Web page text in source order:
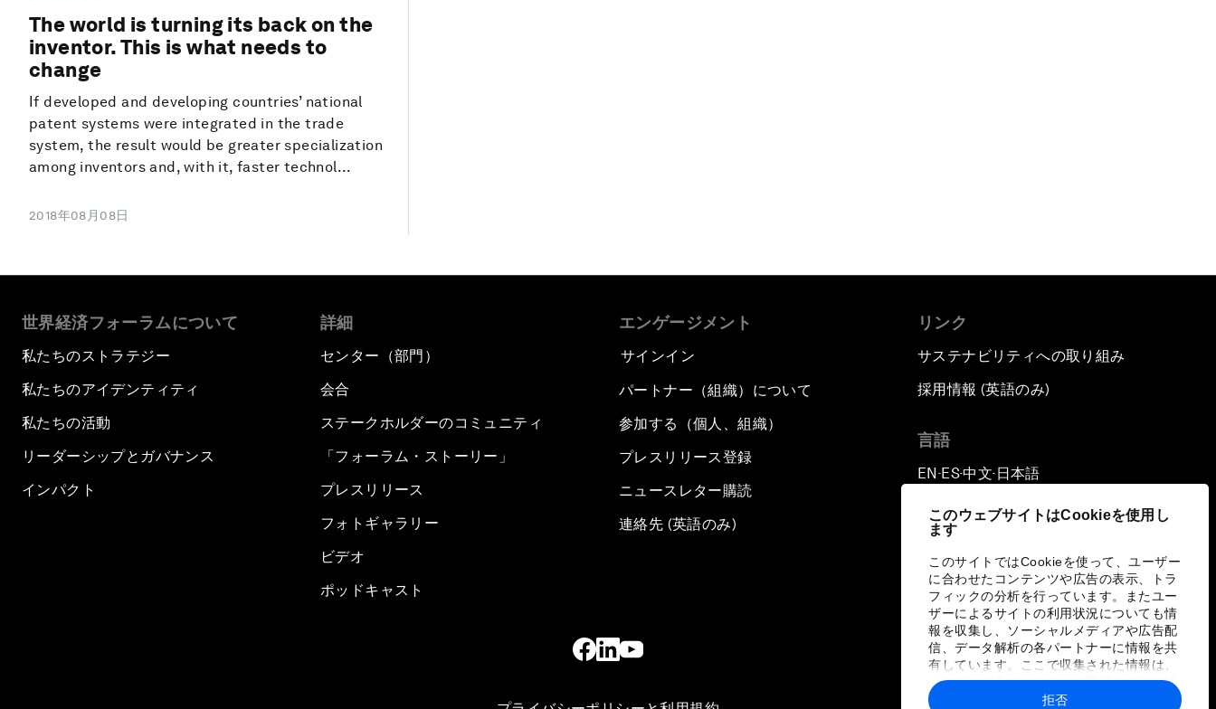
このウェブサイトはCookieを使用し
ます
このサイトではCookieを使って、ユーザー
に合わせたコンテンツや広告の表示、トラ
フィックの分析を行っています。またユー
ザーによるサイトの利用状況についても情
報を収集し、ソーシャルメディアや広告配
信、データ解析の各パートナーに情報を共
有しています。ここで収集された情報は、
ユーザーが各パートナーに提供した他の情
報や各パートナーのサービスを使用した際
拒否
The world is turning its back on the
inventor. This is what needs to
change
If developed and developing countries’ national
patent systems were integrated in the trade
system, the result would be greater specialization
among inventors and, with it, faster technol...
2018年08月08日
世界経済フォーラムについて
私たちのストラテジー
私たちのアイデンティティ
私たちの活動
リーダーシップとガバナンス
インパクト
詳細
センター（部門）
会合
ステークホルダーのコミュニティ
「フォーラム・ストーリー」
プレスリリース
フォトギャラリー
ビデオ
ポッドキャスト
エンゲージメント
サインイン
パートナー（組織）について
参加する（個人、組織）
プレスリリース登録
ニュースレター購読
連絡先 (英語のみ)
リンク
サステナビリティへの取り組み
採用情報 (英語のみ)
言語
EN ▪ ES▪中文▪ 日本語